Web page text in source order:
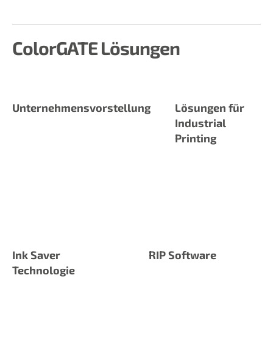
ColorGATE Lösungen
Unternehmensvorstellung
Lösungen für
Industrial
Printing
Ink Saver
Technologie
RIP Software